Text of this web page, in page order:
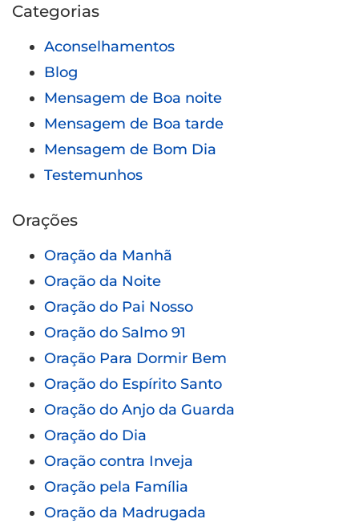
Categorias
Aconselhamentos
Blog
Mensagem de Boa noite
Mensagem de Boa tarde
Mensagem de Bom Dia
Testemunhos
Orações
Oração da Manhã
Oração da Noite
Oração do Pai Nosso
Oração do Salmo 91
Oração Para Dormir Bem
Oração do Espírito Santo
Oração do Anjo da Guarda
Oração do Dia
Oração contra Inveja
Oração pela Família
Oração da Madrugada